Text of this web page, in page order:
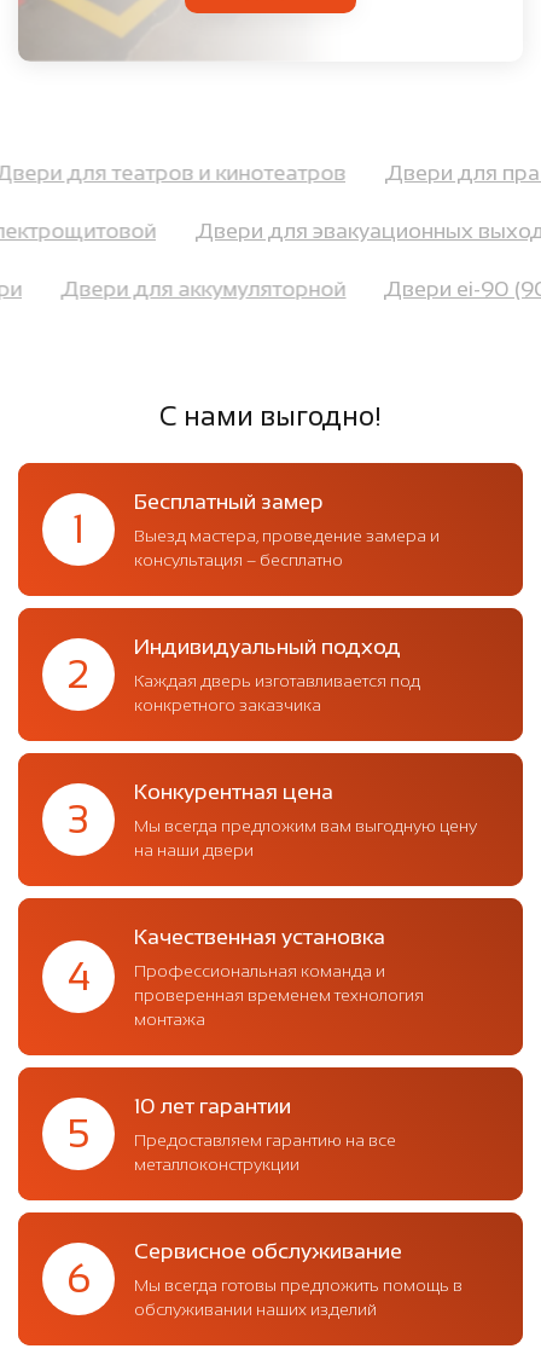
Двери для театров и кинотеатров Двери для
Двери для эвакуационных
Двери для аккумуляторной Двери ei-90
С нами выгодно!
1
Бесплатный замер
Выезд мастера, проведение замера и
консультация – бесплатно
2
Индивидуальный подход
Каждая дверь изготавливается под
конкретного заказчика
3
Конкурентная цена
Мы всегда предложим вам выгодную цену
на наши двери
4
Качественная установка
Профессиональная команда и
проверенная временем технология
монтажа
5
10 лет гарантии
Предоставляем гарантию на все
металлоконструкции
6
Сервисное обслуживание
Мы всегда готовы предложить помощь в
обслуживании наших изделий